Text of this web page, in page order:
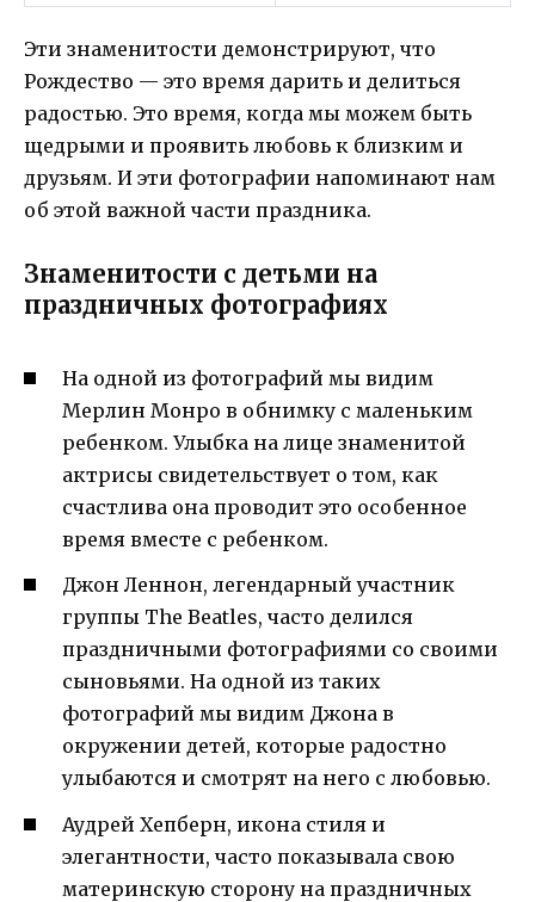
Эти знаменитости демонстрируют, что
Рождество — это время дарить и делиться
радостью. Это время, когда мы можем быть
щедрыми и проявить любовь к близким и
друзьям. И эти фотографии напоминают нам
об этой важной части праздника.
Знаменитости с детьми на
праздничных фотографиях
На одной из фотографий мы видим
Мерлин Монро в обнимку с маленьким
ребенком. Улыбка на лице знаменитой
актрисы свидетельствует о том, как
счастлива она проводит это особенное
время вместе с ребенком.
Джон Леннон, легендарный участник
группы The Beatles, часто делился
праздничными фотографиями со своими
сыновьями. На одной из таких
фотографий мы видим Джона в
окружении детей, которые радостно
улыбаются и смотрят на него с любовью.
Аудрей Хепберн, икона стиля и
элегантности, часто показывала свою
материнскую сторону на праздничных